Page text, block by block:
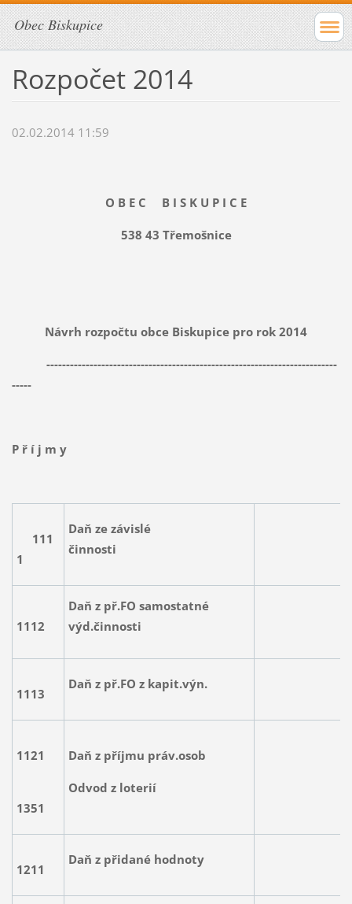
Obec Biskupice
Rozpočet 2014
02.02.2014 11:59
O B E C B I S K U P I C E
538 43 Třemošnice
Návrh rozpočtu obce Biskupice pro rok 2014
--------------------------------------------------------------------------
-----
P ř í j m y
111
1
Daň ze závislé
činnosti
1112
Daň z př.FO samostatné
výd.činnosti
1113
Daň z př.FO z kapit.výn.
1121
1351
Daň z příjmu práv.osob
Odvod z loterií
1211
Daň z přidané hodnoty